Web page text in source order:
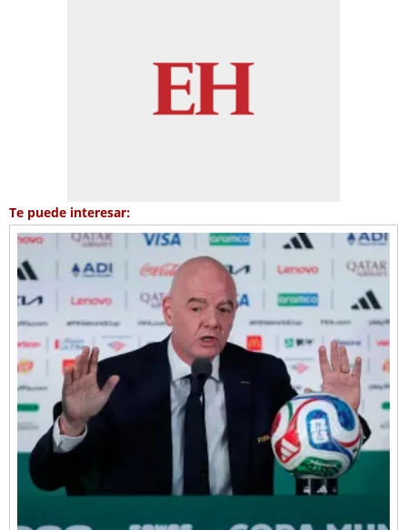
Te puede interesar: